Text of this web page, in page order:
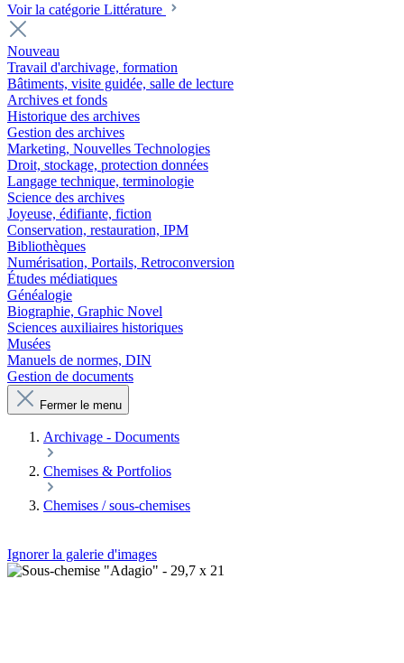
Voir la catégorie Littérature
Nouveau
Travail d'archivage, formation
Bâtiments, visite guidée, salle de lecture
Archives et fonds
Historique des archives
Gestion des archives
Marketing, Nouvelles Technologies
Droit, stockage, protection données
Langage technique, terminologie
Science des archives
Joyeuse, édifiante, fiction
Conservation, restauration, IPM
Bibliothèques
Numérisation, Portails, Retroconversion
Études médiatiques
Généalogie
Biographie, Graphic Novel
Sciences auxiliaires historiques
Musées
Manuels de normes, DIN
Gestion de documents
Fermer le menu
Archivage - Documents
Chemises & Portfolios
Chemises / sous-chemises
Ignorer la galerie d'images